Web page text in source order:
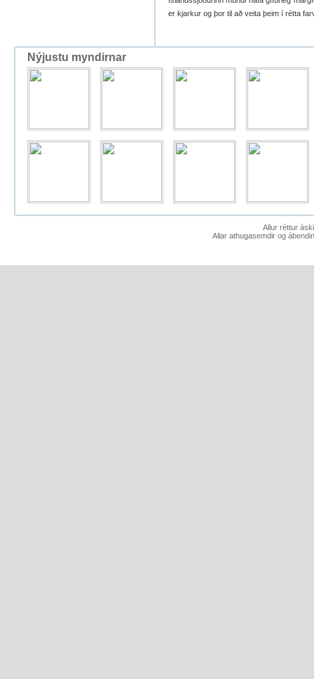
er kjarkur og þor til að veita þeim í rétta
Nýjustu myndirnar
Allur réttur
Allar athugasemdir og